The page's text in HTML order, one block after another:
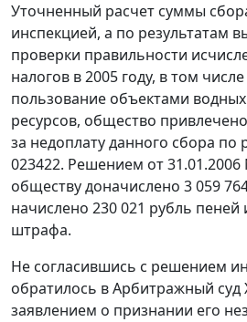
Уточненный расчет суммы
инспекцией, а по результатам
проверки правильности
налогов в 2005 году, в том
пользование объектами
ресурсов, общество
за недоплату данного сбора
023422. Решением от 31.01.2006
обществу доначислено 3 059
начислено 230 021 рубль пеней
штрафа.
Не согласившись с решением
обратилось в Арбитражный суд
заявлением о признании его